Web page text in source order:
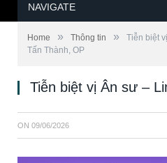
NAVIGATE
Home » Thông tin »
Tiễn biệt
Tấn Thành, OP
Tiễn biệt vị Ân sư –
ON 09/06/2026